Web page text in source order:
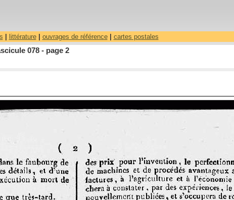
littérature| ouvrages de référence| cartes postales
078 - page 2